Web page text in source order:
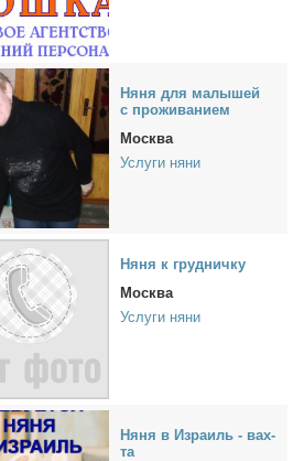
Ня­ня для ма­лы­шей
с про­жи­ва­ни­ем
Москва
Услуги няни
Ня­ня к груд­нич­ку
Москва
Услуги няни
Ня­ня в Из­ра­иль - вах­
та